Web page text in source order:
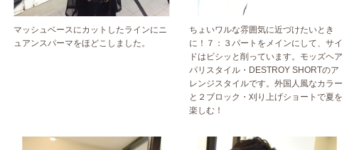
マッシュベースにカットしたラインにニ
ュアンスパーマをほどこしました。
ちょいワルな雰囲気に近づけたいとき
に！７：３パートをメインにして、サイ
ドはビシッと削っています。モッズヘア
パリスタイル・DESTROY SHORTのア
レンジスタイルです。外国人風なカラー
と２ブロック・刈り上げショートで夏を
楽しむ！